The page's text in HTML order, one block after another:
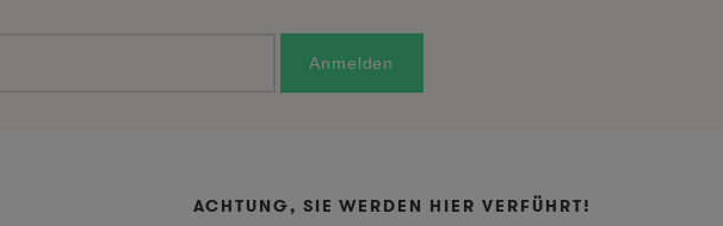
ACHTUNG, SIE WERDEN HIER VERFÜHRT!